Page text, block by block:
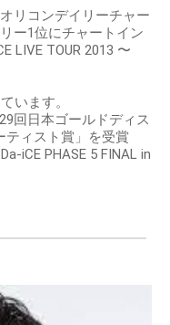
リコンデイリーチャー
ー1位にチャートイン
LIVE TOUR 2013 〜
います。
回日本ゴールドディス
ティスト賞」を受賞
iCE PHASE 5 FINAL in